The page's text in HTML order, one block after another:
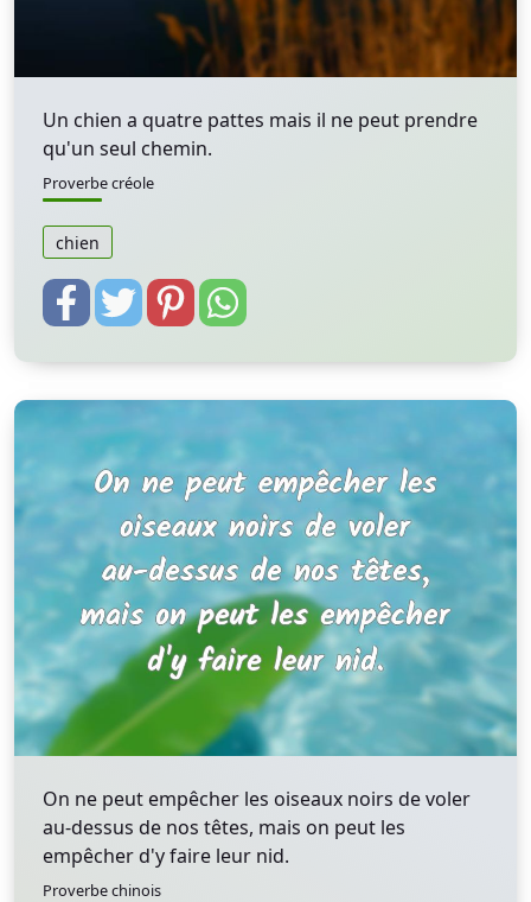
Un chien a quatre pattes mais il ne peut prendre
qu'un seul chemin.
Proverbe créole
chien
On ne peut empêcher les oiseaux noirs de voler
au-dessus de nos têtes, mais on peut les
empêcher d'y faire leur nid.
Proverbe chinois